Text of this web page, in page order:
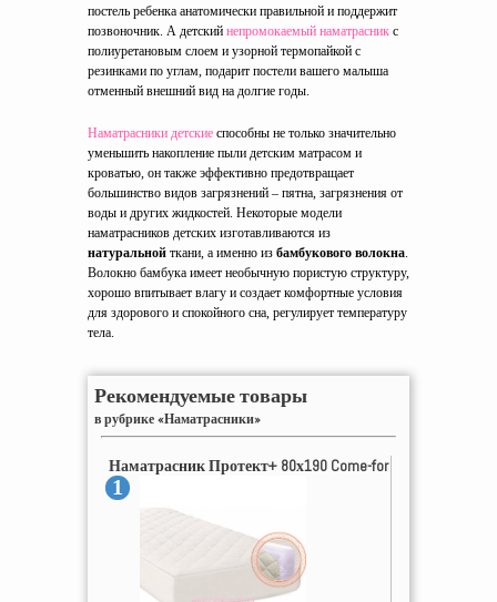
постель ребенка анатомически правильной и поддержит
позвоночник. А детский непромокаемый наматрасник с
полиуретановым слоем и узорной термопайкой с
резинками по углам, подарит постели вашего малыша
отменный внешний вид на долгие годы.
Наматрасники детские способны не только значительно
уменьшить накопление пыли детским матрасом и
кроватью, он также эффективно предотвращает
большинство видов загрязнений – пятна, загрязнения от
воды и других жидкостей. Некоторые модели
наматрасников детских изготавливаются из
натуральной ткани, а именно из бамбукового волокна.
Волокно бамбука имеет необычную пористую структуру,
хорошо впитывает влагу и создает комфортные условия
для здорового и спокойного сна, регулирует температуру
тела.
Рекомендуемые товары
в рубрике «Наматрасники»
Наматрасник Протект+ 80х190 Come-for
1